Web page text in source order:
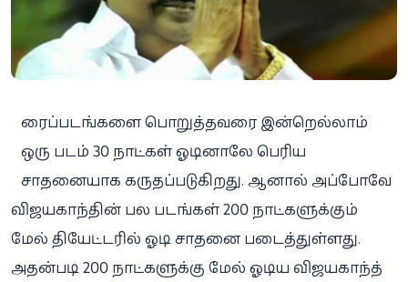
ரைப்படங்களை பொறுத்தவரை இன்றெல்லாம்
ஒரு படம் 30 நாட்கள் ஓடினாலே பெரிய
சாதனையாக கருதப்படுகிறது. ஆனால் அப்போவே
விஜயகாந்தின் பல படங்கள் 200 நாட்களுக்கும்
மேல் தியேட்டரில் ஓடி சாதனை படைத்துள்ளது.
அதன்படி 200 நாட்களுக்கு மேல் ஓடிய விஜயகாந்த்